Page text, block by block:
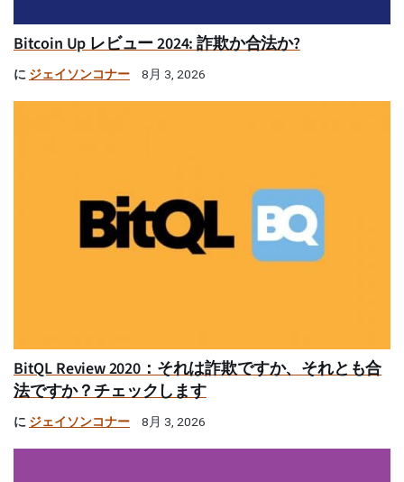
Bitcoin Up レビュー 2024: 詐欺か合法か?
に ジェイソンコナー 8月 3, 2026
BitQL Review 2020：それは詐欺ですか、それとも合
法ですか？チェックします
に ジェイソンコナー 8月 3, 2026